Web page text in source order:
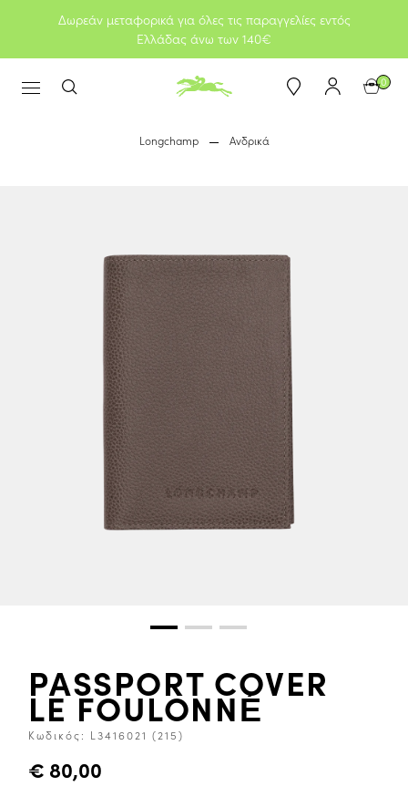
Δωρεάν μεταφορικά για όλες τις παραγγελίες εντός
Ελλάδας άνω των 140€
0
Longchamp Ανδρικά
PASSPORT COVER
LE FOULONNÉ
Κωδικός: L3416021 (215)
€ 80,00